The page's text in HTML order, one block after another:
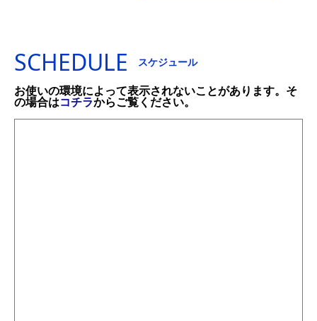
SCHEDULE スケジュール
お使いの環境によって表示されないことがあります。そ
の場合はコチラからご覧ください。